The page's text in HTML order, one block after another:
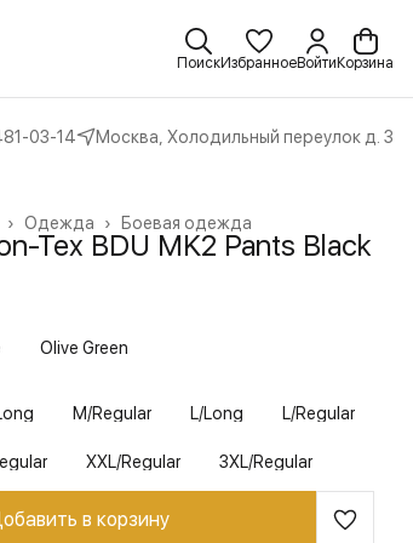
ПоискИзбранноеВойти Корзина
03-14 Москва, Холодильный переулок д. 3
Боевая одежда
Одежда ›
›
Tex BDU MK2 Pants Black
Olive Green
M/Regular L/Long L/Regular
XXL/Regular 3XL/Regular
в корзину